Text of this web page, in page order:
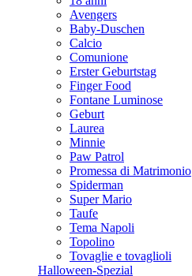
Avengers
Baby-Duschen
Calcio
Comunione
Erster Geburtstag
Finger Food
Fontane Luminose
Geburt
Laurea
Minnie
Paw Patrol
Promessa di Matrimonio
Spiderman
Super Mario
Taufe
Tema Napoli
Topolino
Tovaglie e tovaglioli
Halloween-Spezial